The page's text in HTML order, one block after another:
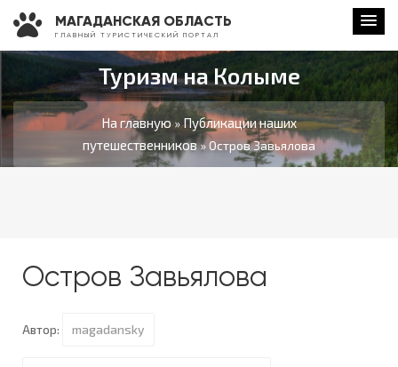
МАГАДАНСКАЯ ОБЛАСТЬ
Г Л А В Н Ы Й Т У Р И С Т И Ч Е С К И Й П О Р Т А Л
Туризм на Колыме
На главную»Публикации наших
путешественников» Остров Завьялова
Остров Завьялова
Автор: magadansky